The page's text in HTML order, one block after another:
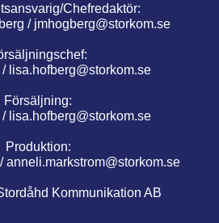
Chefredaktör:
/ jmhogberg@storkom.se
/ lisa.hofberg@storkom.se
Försäljning:
/ lisa.hofberg@storkom.se
Produktion:
anneli.markstrom@storkom.se
Kommunikation AB